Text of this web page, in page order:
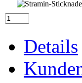
Details